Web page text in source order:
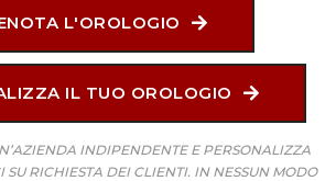
L'OROLOGIO
IL TUO OROLOGIO
INDIPENDENTE E PERSONALIZZA
SU RICHIESTA DEI CLIENTI. IN NESSUN MODO